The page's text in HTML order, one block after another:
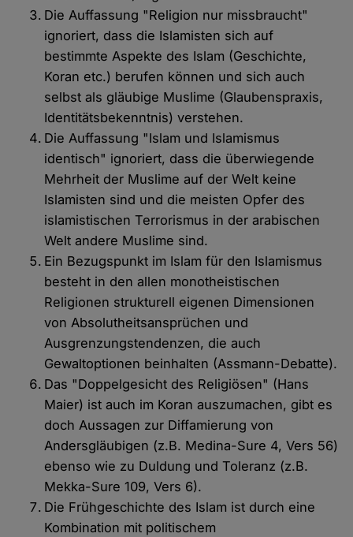
Die Auffassung "Religion nur missbraucht"
ignoriert, dass die Islamisten sich auf
bestimmte Aspekte des Islam (Geschichte,
Koran etc.) berufen können und sich auch
selbst als gläubige Muslime (Glaubenspraxis,
Identitätsbekenntnis) verstehen.
Die Auffassung "Islam und Islamismus
identisch" ignoriert, dass die überwiegende
Mehrheit der Muslime auf der Welt keine
Islamisten sind und die meisten Opfer des
islamistischen Terrorismus in der arabischen
Welt andere Muslime sind.
Ein Bezugspunkt im Islam für den Islamismus
besteht in den allen monotheistischen
Religionen strukturell eigenen Dimensionen
von Absolutheitsansprüchen und
Ausgrenzungstendenzen, die auch
Gewaltoptionen beinhalten (Assmann-Debatte).
Das "Doppelgesicht des Religiösen" (Hans
Maier) ist auch im Koran auszumachen, gibt es
doch Aussagen zur Diffamierung von
Andersgläubigen (z.B. Medina-Sure 4, Vers 56)
ebenso wie zu Duldung und Toleranz (z.B.
Mekka-Sure 109, Vers 6).
Die Frühgeschichte des Islam ist durch eine
Kombination mit politischem